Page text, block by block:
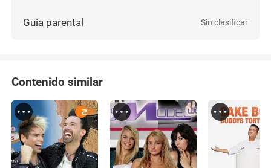
Guía parental Sin clasificar
Contenido similar